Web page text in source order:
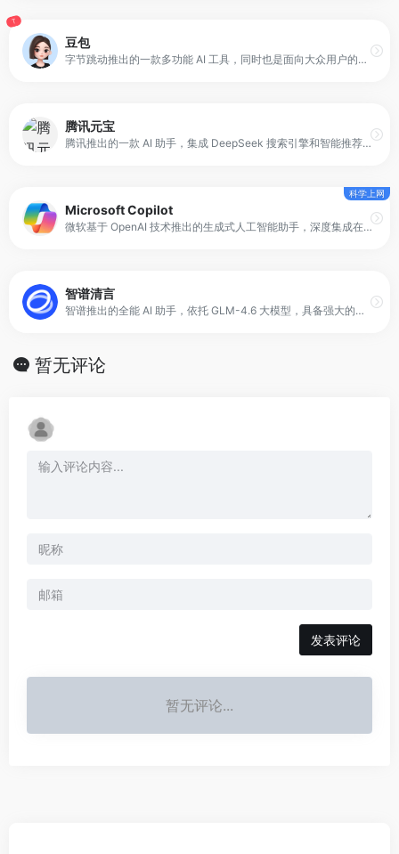
T
豆包
字节跳动推出的一款多功能 AI 工具，同时也是面向大众用户的免费 AI 聊天机器人。它基于豆包大模型构建，核心能力集中在自然语言理解、多轮对话和任务辅助上。用户可以通过对话的方式，让豆包完成写作、阅读分析、信息整合以及多种创意类任务。
腾讯元宝
腾讯推出的一款 AI 助手，集成 DeepSeek 搜索引擎和智能推荐功能，旨在为用户提供跨平台的信息检索体验。它不仅可以快速搜索公众号和视频号内容，还支持在多端设备上同步使用，实现信息集中管理。
科学上网
Microsoft Copilot
微软基于 OpenAI 技术推出的生成式人工智能助手，深度集成在 Microsoft 365 套件中，包括 Word、Excel、PowerPoint、Outlook 等核心应用。它能够理解用户指令，辅助完成文档编辑、数据分析、演示制作及邮件管理等任务，提高办公效率与决策速度。
智谱清言
智谱推出的全能 AI 助手，依托 GLM-4.6 大模型，具备强大的语言理解和多模态处理能力。平台支持精通对话、写作与编程，同时能够理解图像和文档内容，为用户提供智能答疑、创意激发及任务辅助服务。
暂无评论
发表评论
暂无评论...